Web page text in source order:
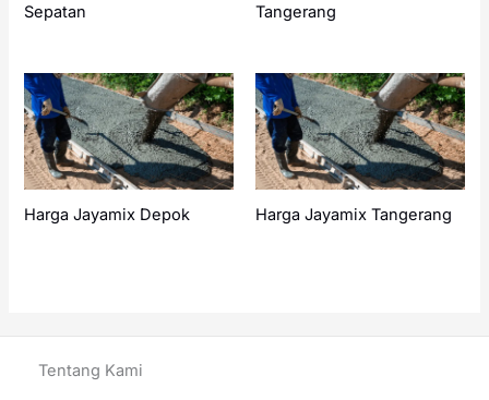
Sepatan
Tangerang
Harga Jayamix Depok Harga Jayamix Tangerang
Tentang Kami